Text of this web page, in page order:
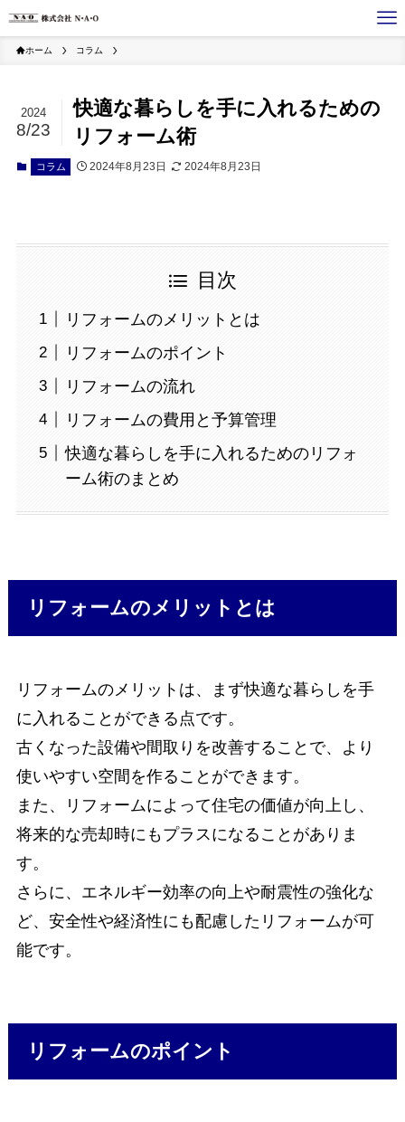
ホーム コラム
快適な暮らしを手に入れるための
リフォーム術
2024
8/23
コラム 2024年8月23日 2024年8月23日
目次
リフォームのメリットとは
リフォームのポイント
リフォームの流れ
リフォームの費用と予算管理
快適な暮らしを手に入れるためのリフォ
ーム術のまとめ
リフォームのメリットとは
リフォームのメリットは、まず快適な暮らしを手
に入れることができる点です。
古くなった設備や間取りを改善することで、より
使いやすい空間を作ることができます。
また、リフォームによって住宅の価値が向上し、
将来的な売却時にもプラスになることがありま
す。
さらに、エネルギー効率の向上や耐震性の強化な
ど、安全性や経済性にも配慮したリフォームが可
能です。
リフォームのポイント